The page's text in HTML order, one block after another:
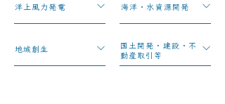
洋上風力発電 海洋・水資源開発
地域創生
国土開発・建設・不
動産取引等